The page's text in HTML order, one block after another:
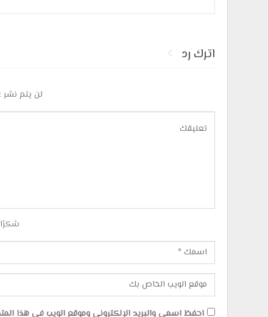
اترك رد
لن يتم نشر
احفظ اسمي والبريد الإلكتروني وموقع الويب في هذا